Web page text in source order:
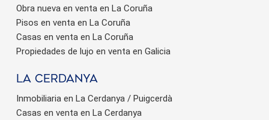
Obra nueva en venta en La Coruña
Pisos en venta en La Coruña
Casas en venta en La Coruña
Propiedades de lujo en venta en Galicia
La Cerdanya
Inmobiliaria en La Cerdanya / Puigcerdà
Casas en venta en La Cerdanya